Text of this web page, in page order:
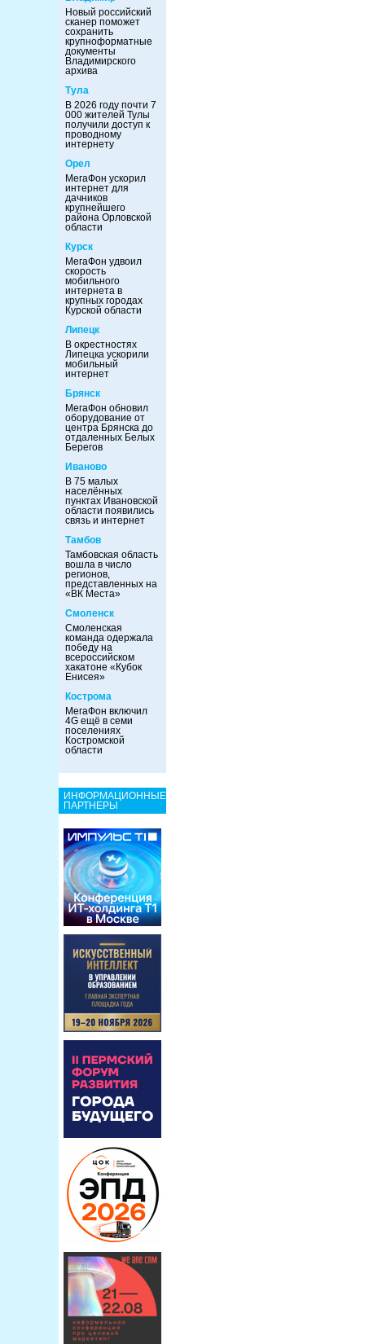
Новый российский
сканер поможет
сохранить
крупноформатные
документы
Владимирского
архива
Тула
В 2026 году почти 7
000 жителей Тулы
получили доступ к
проводному
интернету
Орел
МегаФон ускорил
интернет для
дачников
крупнейшего
района Орловской
области
Курск
МегаФон удвоил
скорость
мобильного
интернета в
крупных городах
Курской области
Липецк
В окрестностях
Липецка ускорили
мобильный
интернет
Брянск
МегаФон обновил
оборудование от
центра Брянска до
отдаленных Белых
Берегов
Иваново
В 75 малых
населённых
пунктах Ивановской
области появились
связь и интернет
Тамбов
Тамбовская область
вошла в число
регионов,
представленных на
«ВК Места»
Смоленск
Смоленская
команда одержала
победу на
всероссийском
хакатоне «Кубок
Енисея»
Кострома
МегаФон включил
4G ещё в семи
поселениях
Костромской
области
ИНФОРМАЦИОННЫЕ
ПАРТНЕРЫ